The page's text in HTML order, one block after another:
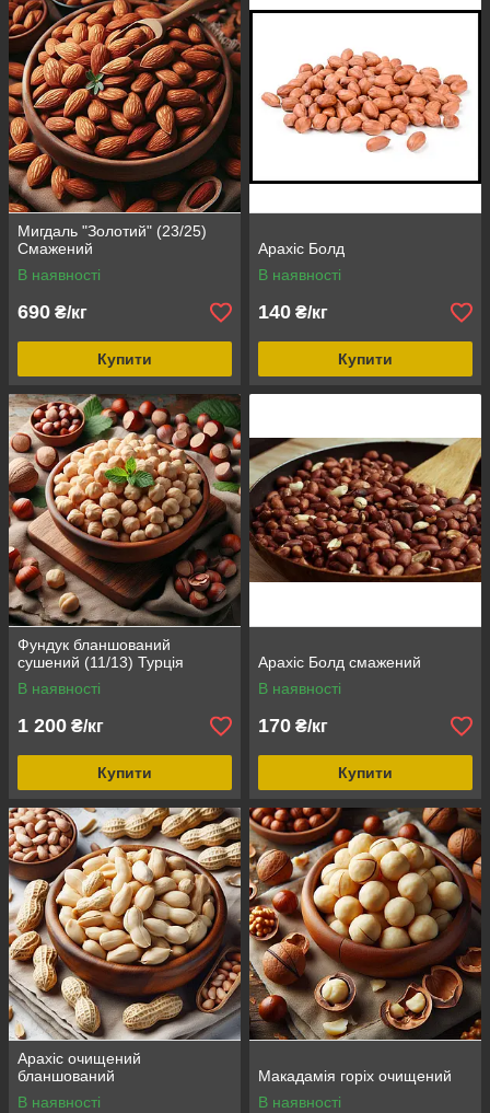
Мигдаль "Золотий" (23/25)
Смажений
В наявності
690 ₴/кг
Купити
Арахіс Болд
В наявності
140 ₴/кг
Купити
Фундук бланшований
сушений (11/13) Турція
В наявності
1 200 ₴/кг
Купити
Арахіс Болд смажений
В наявності
170 ₴/кг
Купити
Арахіс очищений
бланшований
В наявності
Макадамія горіх очищений
В наявності